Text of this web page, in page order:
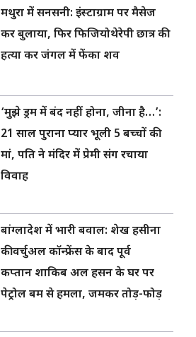
मथुरा में सनसनी: इंस्टाग्राम पर मैसेज
कर बुलाया, फिर फिजियोथेरेपी छात्र की
हत्या कर जंगल में फेंका शव
‘मुझे ड्रम में बंद नहीं होना, जीना है…’:
21 साल पुराना प्यार भूली 5 बच्चों की
मां, पति ने मंदिर में प्रेमी संग रचाया
विवाह
बांग्लादेश में भारी बवाल: शेख हसीना
की वर्चुअल कॉन्फ्रेंस के बाद पूर्व
कप्तान शाकिब अल हसन के घर पर
पेट्रोल बम से हमला, जमकर तोड़-फोड़